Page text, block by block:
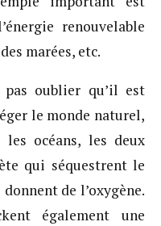
renouvelable
marées, etc.
pas oublier qu’il est
le monde naturel,
océans, les deux
qui séquestrent le
de l’oxygène.
également une